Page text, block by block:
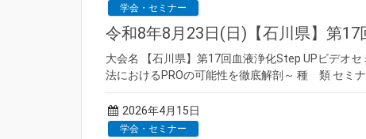
学会・セミナー
令和8年8月23日(日)【石川県】第
大会名 【石川県】第17回血液浄化Step UPビデオ
法におけるPROの可能性を徹底解剖～ 種 類 セミ
2026年4月15日
学会・セミナー